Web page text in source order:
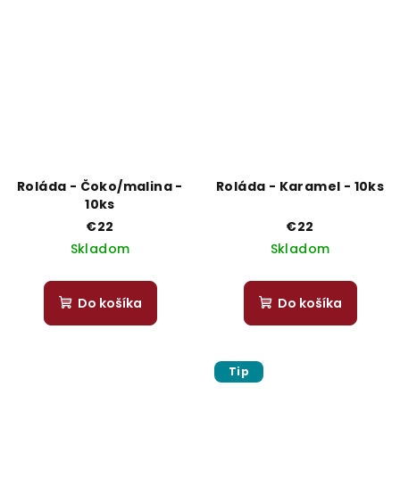
Roláda - Čoko/malina -
10ks
€22
Skladom
Do košíka
Roláda - Karamel - 10ks
€22
Skladom
Do košíka
Tip